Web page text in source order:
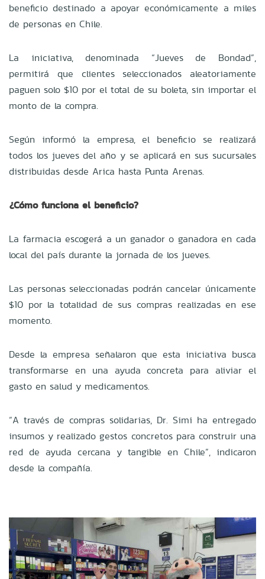
beneficio destinado a apoyar económicamente a miles
de personas en Chile.
La iniciativa, denominada “Jueves de Bondad”,
permitirá que clientes seleccionados aleatoriamente
paguen solo $10 por el total de su boleta, sin importar el
monto de la compra.
Según informó la empresa, el beneficio se realizará
todos los jueves del año y se aplicará en sus sucursales
distribuidas desde Arica hasta Punta Arenas.
¿Cómo funciona el beneficio?
La farmacia escogerá a un ganador o ganadora en cada
local del país durante la jornada de los jueves.
Las personas seleccionadas podrán cancelar únicamente
$10 por la totalidad de sus compras realizadas en ese
momento.
Desde la empresa señalaron que esta iniciativa busca
transformarse en una ayuda concreta para aliviar el
gasto en salud y medicamentos.
“A través de compras solidarias, Dr. Simi ha entregado
insumos y realizado gestos concretos para construir una
red de ayuda cercana y tangible en Chile”, indicaron
desde la compañía.